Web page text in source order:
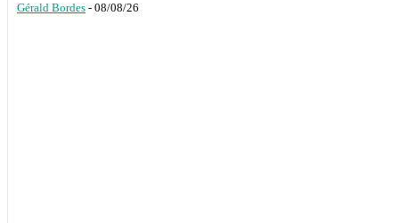
Gérald Bordes - 08/08/26